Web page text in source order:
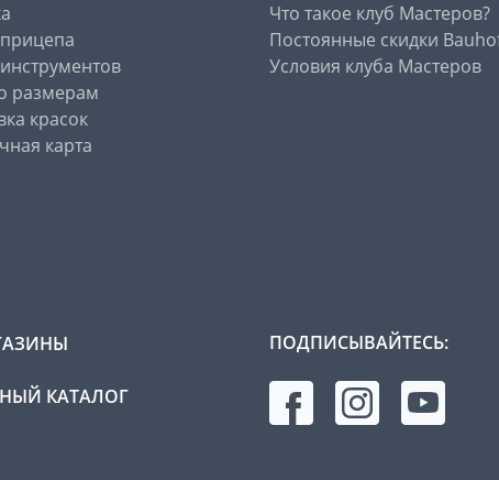
размерам
красок
карта
Что такое клуб Мастеров?
Постоянные скидки
Условия клуба Мастеров
КАТАЛОГ
ПОДПИСЫВАЙТЕСЬ: